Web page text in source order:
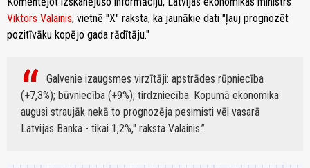
Viktors Valainis, vietnē "X" raksta, ka jaunākie dati "ļauj prognozēt
pozitīvāku kopējo gada rādītāju."
Galvenie izaugsmes virzītāji: apstrādes rūpniecība
(+7,3%); būvniecība (+9%); tirdzniecība. Kopumā ekonomika
augusi straujāk nekā to prognozēja pesimisti vēl vasarā
Latvijas Banka - tikai 1,2%," raksta Valainis.